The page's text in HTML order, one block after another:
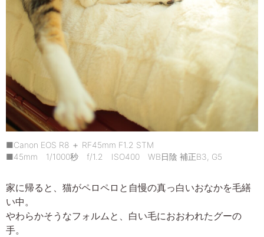
■Canon EOS R8 ＋ RF45mm F1.2 STM
■45mm 1/1000秒 f/1.2 ISO400 WB日陰 補正B3, G5
家に帰ると、猫がペロペロと自慢の真っ白いおなかを毛繕
い中。
やわらかそうなフォルムと、白い毛におおわれたグーの
手。